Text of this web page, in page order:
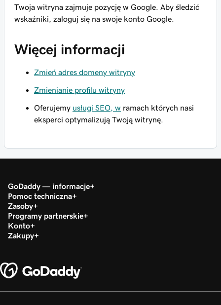
Twoja witryna zajmuje pozycję w Google. Aby śledzić
wskaźniki, zaloguj się na swoje konto Google.
Więcej informacji
Zmień adres domeny witryny
Zmienianie profilu witryny
Oferujemy usługi SEO, w ramach których nasi
eksperci optymalizują Twoją witrynę.
GoDaddy — informacje
Pomoc techniczna
Zasoby
Programy partnerskie
Konto
Zakupy